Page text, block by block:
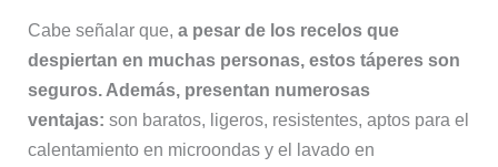
Cabe señalar que,a pesar de los recelos que
despiertan en muchas personas, estos táperes son
seguros. Además, presentan numerosas
ventajas: son baratos, ligeros, resistentes, aptos para el
calentamiento en microondas y el lavado en